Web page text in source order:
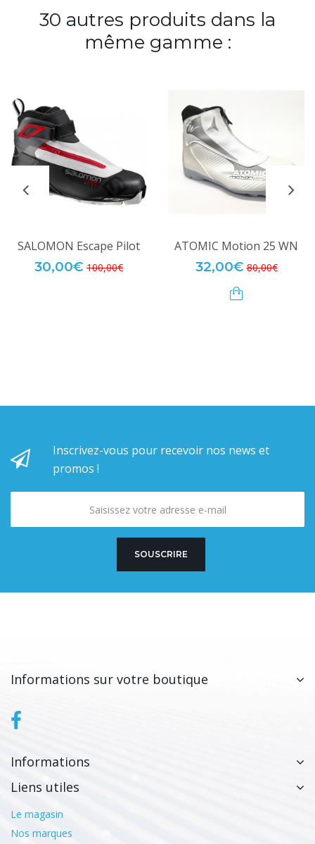
30 autres produits dans la
même gamme :
SALOMON Escape Pilot
30,00€ 100,00€
ATOMIC Motion 25 WN
32,00€ 80,00€
Inscrivez-vous pour recevoir nos news et
promos !
SOUSCRIRE
Informations sur votre boutique
Informations
Liens utiles
Le magasin
Nos marques